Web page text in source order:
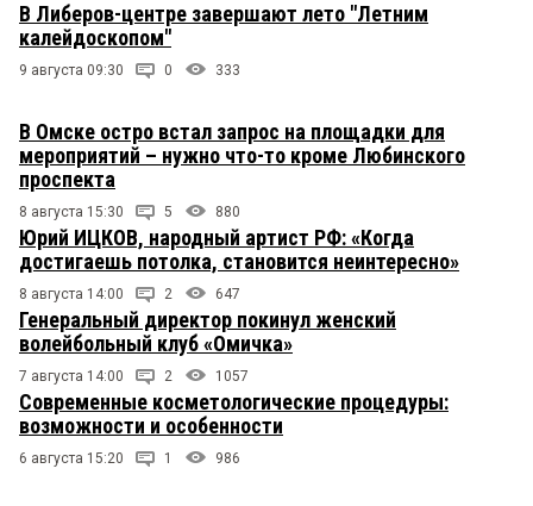
В Либеров-центре завершают лето "Летним
калейдоскопом"
9 августа 09:30 0 333
В Омске остро встал запрос на площадки для
мероприятий – нужно что-то кроме Любинского
проспекта
8 августа 15:30 5 880
Юрий ИЦКОВ, народный артист РФ: «Когда
достигаешь потолка, становится неинтересно»
8 августа 14:00 2 647
Генеральный директор покинул женский
волейбольный клуб «Омичка»
7 августа 14:00 2 1057
Современные косметологические процедуры:
возможности и особенности
6 августа 15:20 1 986